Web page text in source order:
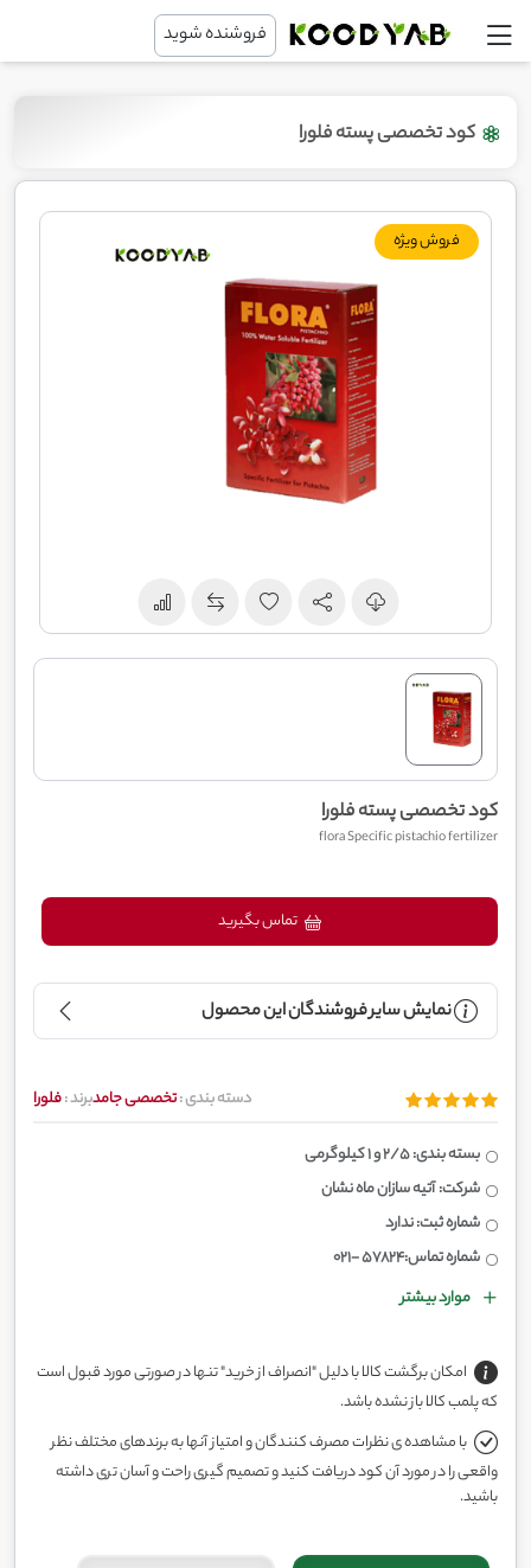
فروشنده شوید
کود تخصصی پسته فلورا
فروش ویژه
کود تخصصی پسته فلورا
flora Specific pistachio fertilizer
نمایش سایر فروشندگان این محصول
دسته بندی :تخصصی جامدبرند :فلورا
بسته بندی: 2/5 و ۱ کیلوگرمی
شرکت: آتیه سازان ماه نشان
شماره ثبت: ندارد
شماره تماس:57824 -021
موارد بیشتر
امکان برگشت کالا با دلیل "انصراف از خرید" تنها در صورتی مورد قبول است
که پلمب کالا باز نشده باشد.
با مشاهده ی نظرات مصرف کنندگان و امتیاز آنها به برندهای مختلف نظر
واقعی را در مورد آن کود دریافت کنید و تصمیم گیری راحت و آسان تری داشته
باشید.